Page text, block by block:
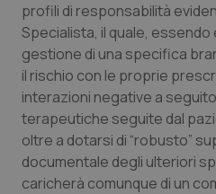
Quotidiano Chirurgia
Quotidiano Oncologia
Quotidiano Pediatria
Rene & patologie
profili di responsabilità
Specialista, il quale,
gestione di una specifica
il rischio con le proprie
interazioni negative a
terapeutiche seguite dal
oltre a dotarsi di “robusto”
documentale degli ulteriori
caricherà comunque di un